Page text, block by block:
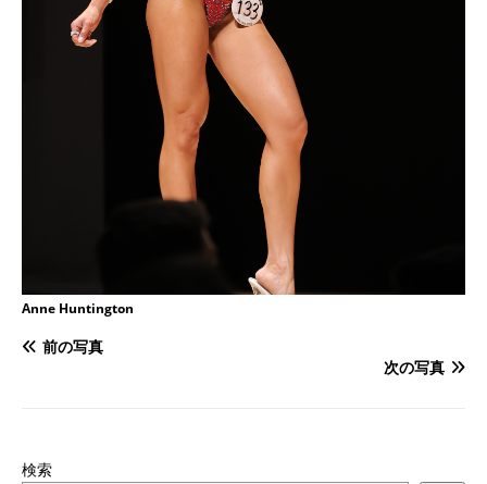
Anne Huntington
前の写真
次の写真
検索